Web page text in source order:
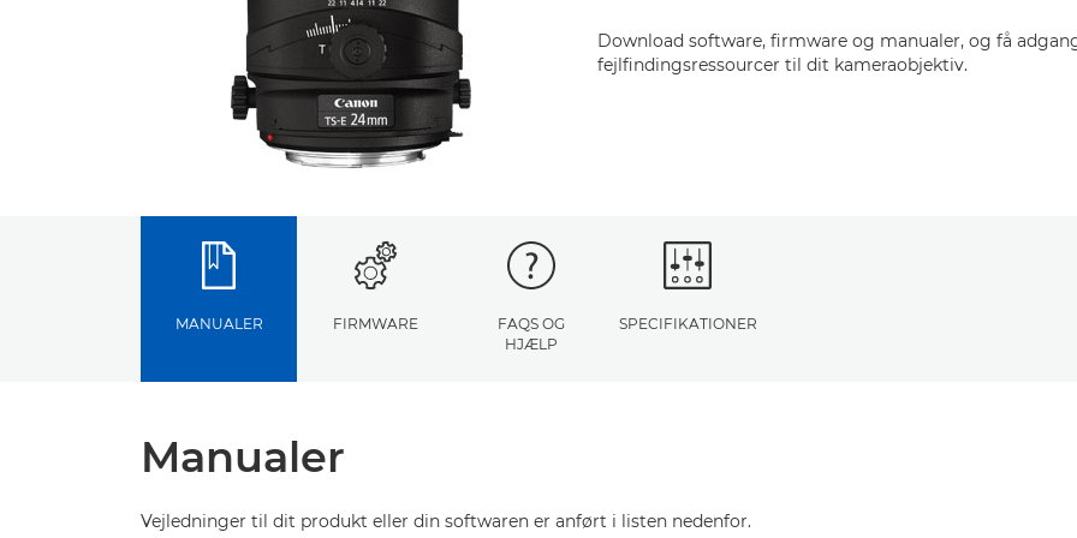
Download software, firmware og manualer, og få
fejlfindingsressourcer til dit kameraobjektiv.
MANUALER FIRMWARE
FAQS OG
HJÆLP
SPECIFIKATIONER
Manualer
Vejledninger til dit produkt eller din softwaren er anført i listen nedenfor.